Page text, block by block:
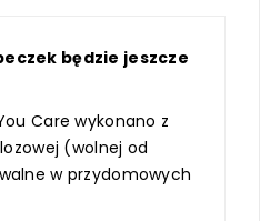
będzie jeszcze
Care wykonano z
(wolnej od
w przydomowych